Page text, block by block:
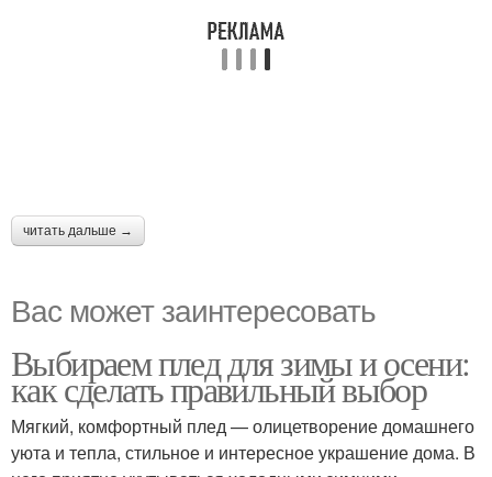
читать дальше →
Вас может заинтересовать
Выбираем плед для зимы и осени:
как сделать правильный выбор
Мягкий, комфортный плед — олицетворение домашнего
уюта и тепла, стильное и интересное украшение дома. В